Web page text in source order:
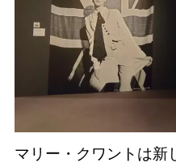
マリー・クワントは新